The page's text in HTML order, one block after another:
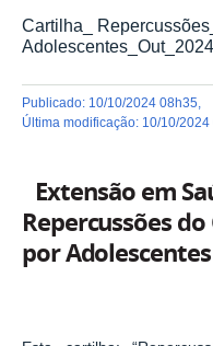
Cartilha_
Adolescentes_Out_2024
publicado: 10/10/2024 08h35
última modificação: 10/10/2024
Extensão em
Repercussões
por Adolescentes